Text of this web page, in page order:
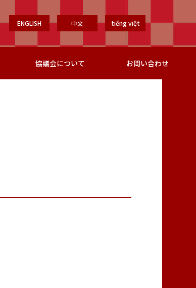
ENGLISH 中文 tiếng việt
協議会について お問い合わせ